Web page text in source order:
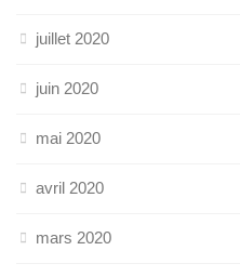
juillet 2020
juin 2020
mai 2020
avril 2020
mars 2020